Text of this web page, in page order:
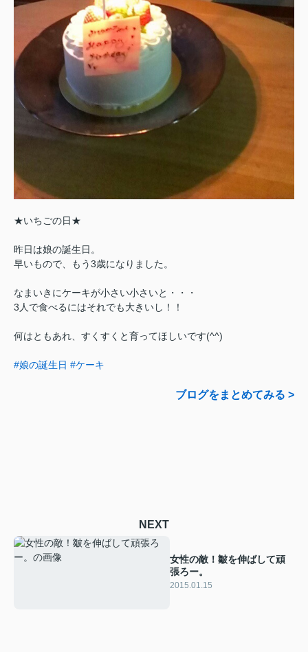
★いちごの日★
昨日は娘の誕生日。
早いもので、もう3歳になりました。
なまいきにケーキが小さい小さいと・・・
3人で食べるにはそれでも大きいし！！
何はともあれ、すくすくと育ってほしいです(^^)
#娘の誕生日 #ケーキ
ブログをまとめてみる >
NEXT
女性の敵！皺を伸ばして頑
張ろー。
2015.01.15